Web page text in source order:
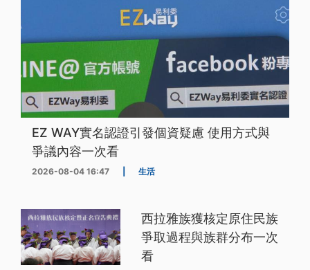
EZ WAY實名認證引發個資疑慮 使用方式與
爭議內容一次看
2026-08-04 16:47 生活
西拉雅族獲核定原住民族
爭取過程與族群分布一次
看